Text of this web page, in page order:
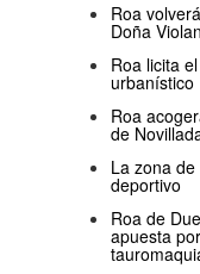
Roa
Doña
Roa licita
urbanístico
Roa
de
La zona
deportivo
Roa de
apuesta